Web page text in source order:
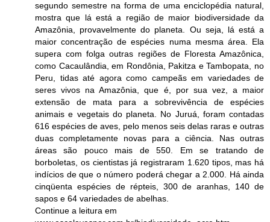
segundo semestre na forma de uma enciclopédia natural,
mostra que lá está a região de maior biodiversidade da
Amazônia, provavelmente do planeta. Ou seja, lá está a
maior concentração de espécies numa mesma área. Ela
supera com folga outras regiões de Floresta Amazônica,
como Cacaulândia, em Rondônia, Pakitza e Tambopata, no
Peru, tidas até agora como campeãs em variedades de
seres vivos na Amazônia, que é, por sua vez, a maior
extensão de mata para a sobrevivência de espécies
animais e vegetais do planeta. No Juruá, foram contadas
616 espécies de aves, pelo menos seis delas raras e outras
duas completamente novas para a ciência. Nas outras
áreas são pouco mais de 550. Em se tratando de
borboletas, os cientistas já registraram 1.620 tipos, mas há
indícios de que o número poderá chegar a 2.000. Há ainda
cinqüenta espécies de répteis, 300 de aranhas, 140 de
sapos e 64 variedades de abelhas.
Continue a leitura em